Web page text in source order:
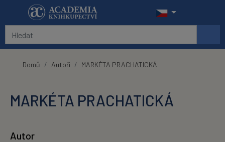
Přeskočit na hlavní obsah
Domů Autoři MARKÉTA PRACHATICKÁ
MARKÉTA PRACHATICKÁ
Autor